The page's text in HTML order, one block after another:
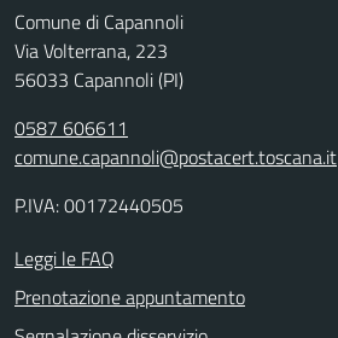
Comune di Capannoli
Via Volterrana, 223
56033 Capannoli (PI)
0587 606611
comune.capannoli@postacert.toscana.it
P.IVA: 00172440505
Leggi le FAQ
Prenotazione appuntamento